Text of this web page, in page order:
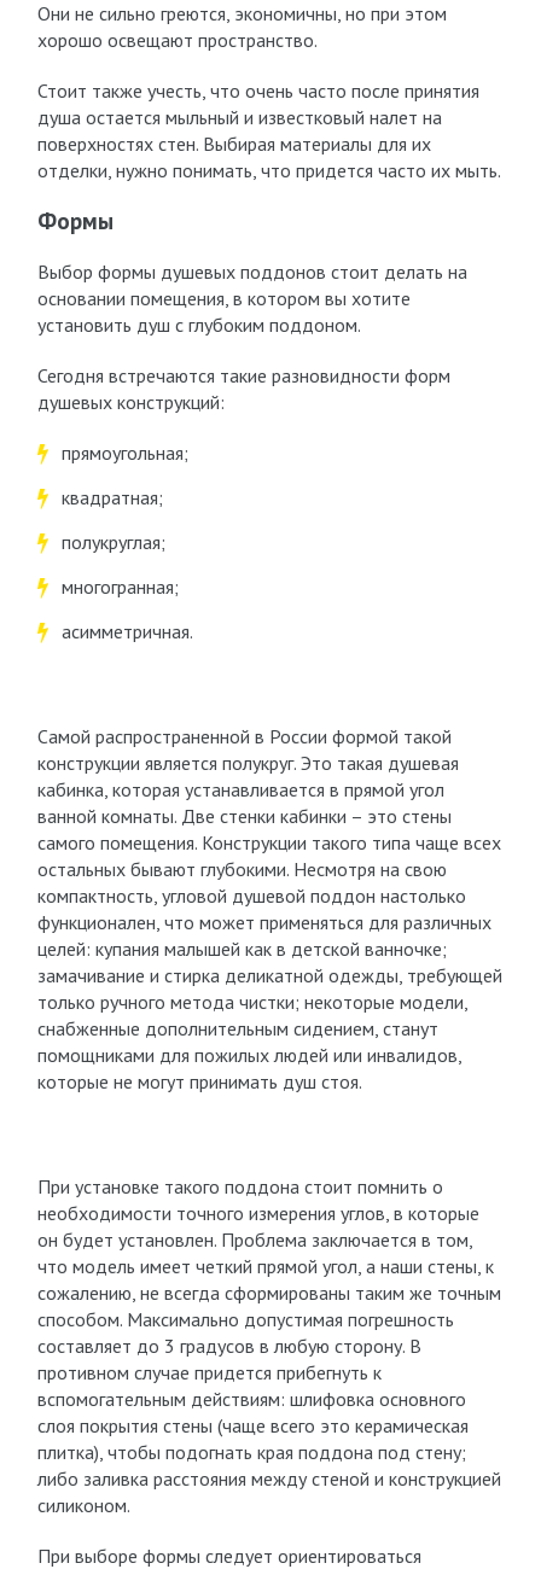
Они не сильно греются, экономичны, но при этом
хорошо освещают пространство.
Стоит также учесть, что очень часто после принятия
душа остается мыльный и известковый налет на
поверхностях стен. Выбирая материалы для их
отделки, нужно понимать, что придется часто их мыть.
Формы
Выбор формы душевых поддонов стоит делать на
основании помещения, в котором вы хотите
установить душ с глубоким поддоном.
Сегодня встречаются такие разновидности форм
душевых конструкций:
прямоугольная;
квадратная;
полукруглая;
многогранная;
асимметричная.
Самой распространенной в России формой такой
конструкции является полукруг. Это такая душевая
кабинка, которая устанавливается в прямой угол
ванной комнаты. Две стенки кабинки – это стены
самого помещения. Конструкции такого типа чаще всех
остальных бывают глубокими. Несмотря на свою
компактность, угловой душевой поддон настолько
функционален, что может применяться для различных
целей: купания малышей как в детской ванночке;
замачивание и стирка деликатной одежды, требующей
только ручного метода чистки; некоторые модели,
снабженные дополнительным сидением, станут
помощниками для пожилых людей или инвалидов,
которые не могут принимать душ стоя.
При установке такого поддона стоит помнить о
необходимости точного измерения углов, в которые
он будет установлен. Проблема заключается в том,
что модель имеет четкий прямой угол, а наши стены, к
сожалению, не всегда сформированы таким же точным
способом. Максимально допустимая погрешность
составляет до 3 градусов в любую сторону. В
противном случае придется прибегнуть к
вспомогательным действиям: шлифовка основного
слоя покрытия стены (чаще всего это керамическая
плитка), чтобы подогнать края поддона под стену;
либо заливка расстояния между стеной и конструкцией
силиконом.
При выборе формы следует ориентироваться